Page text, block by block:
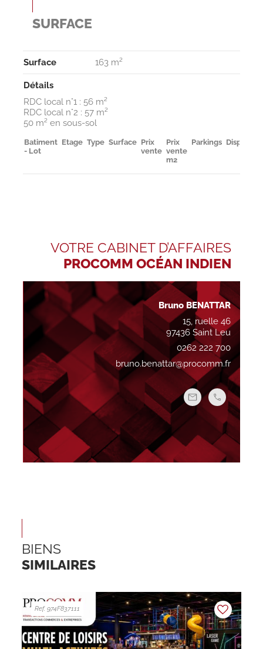
SURFACE
Surface 163 m²
Détails
RDC local n°1 : 56 m²
RDC local n°2 : 57 m²
50 m² en sous-sol
Batiment
- Lot
Etage Type Surface Prix
vente
Prix
vente
m2
Parkings
VOTRE CABINET D’AFFAIRES
PROCOMM OCÉAN INDIEN
Bruno BENATTAR
15, ruelle 46
97436 Saint Leu
0262 222 700
bruno.benattar@procomm.fr
BIENS
SIMILAIRES
Ref. 974F837111